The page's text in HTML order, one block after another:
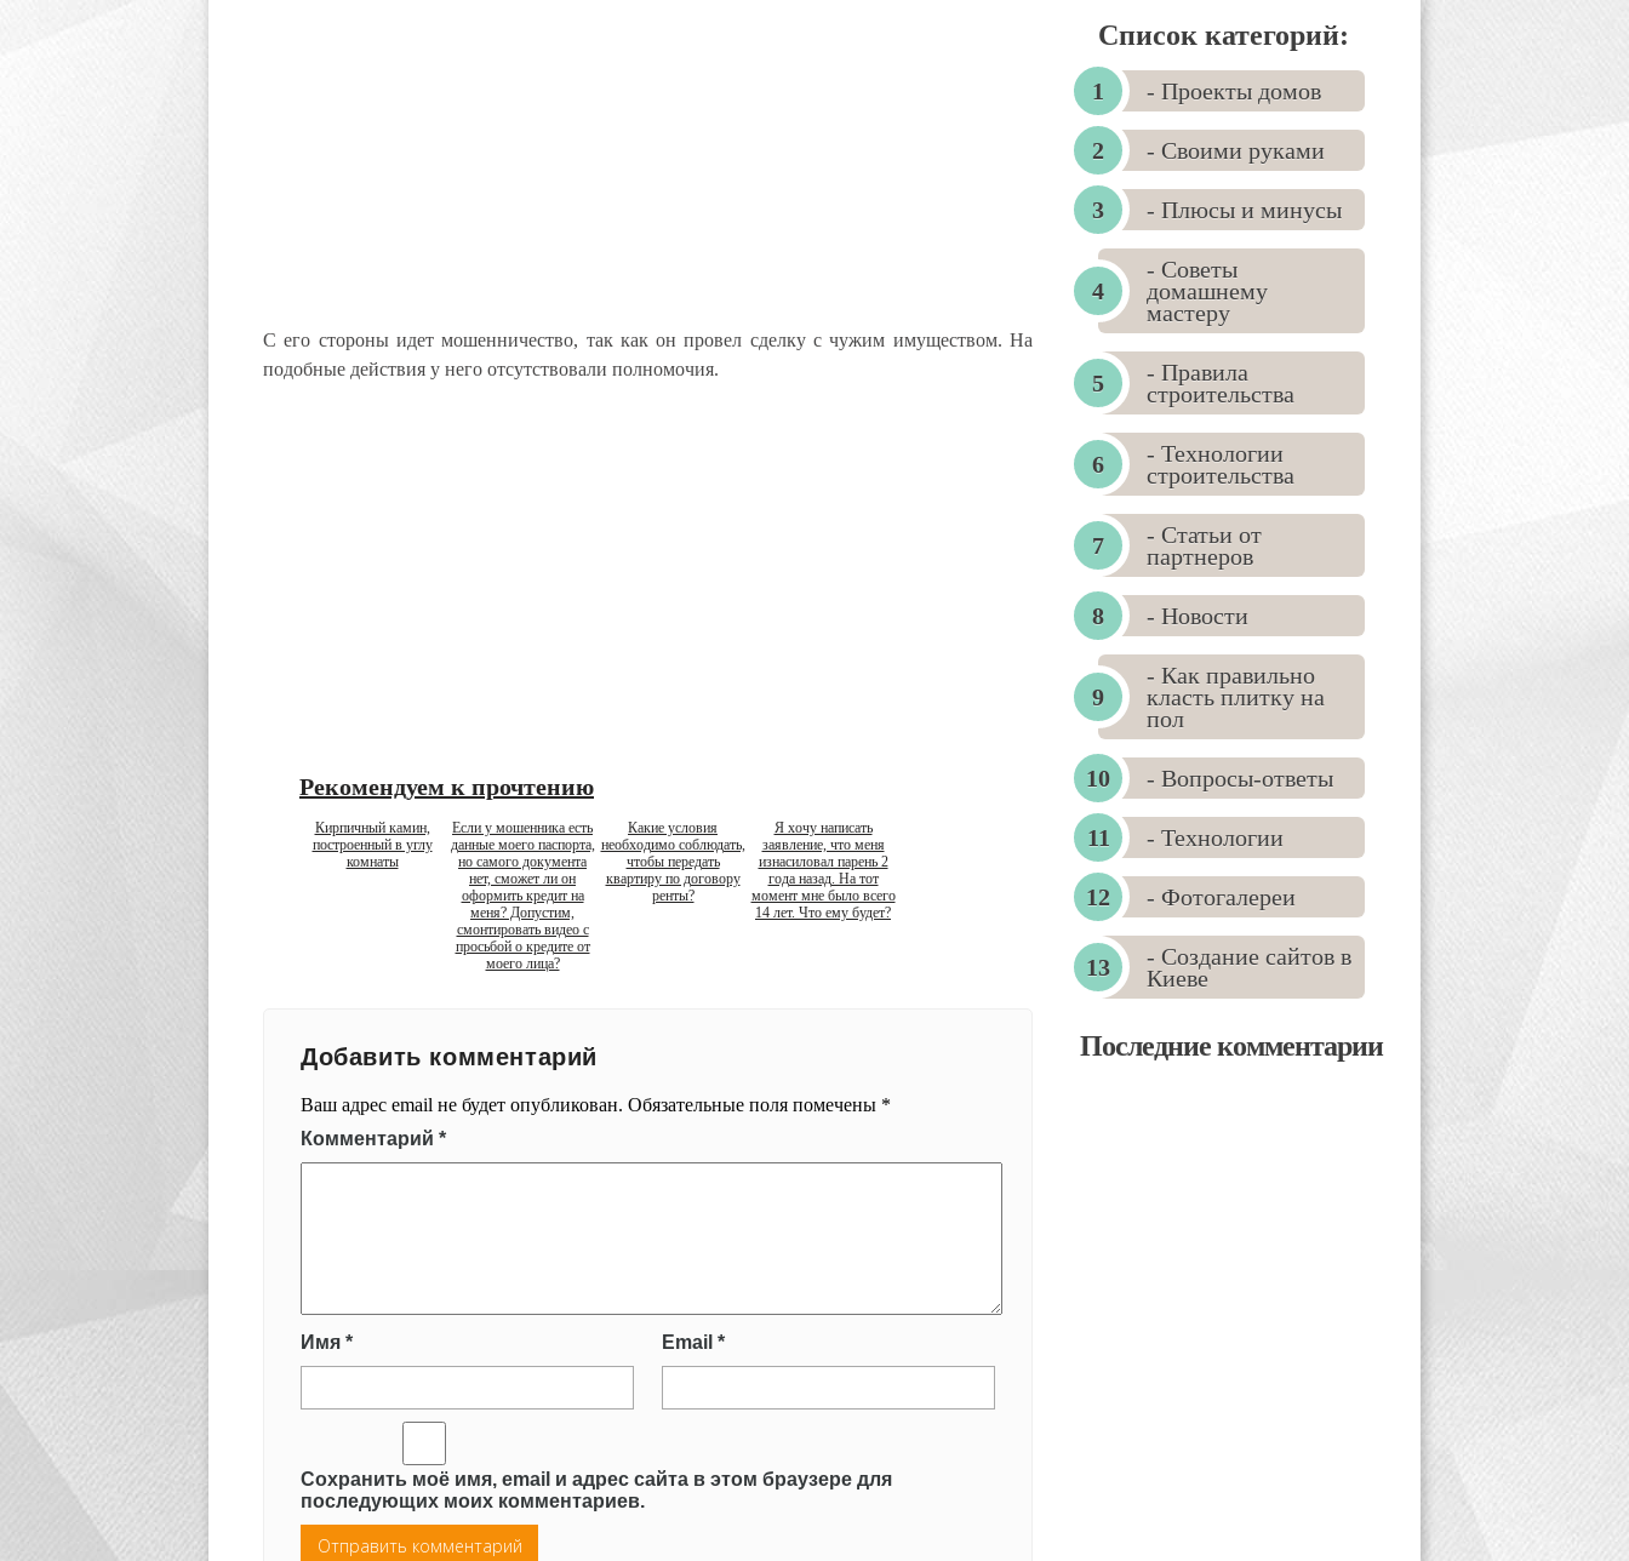
С его стороны идет мошенничество, так как он провел сделку с чужим имуществом. На
подобные действия у него отсутствовали полномочия.
Рекомендуем к прочтению
Кирпичный камин,
построенный в углу
комнаты
Если у мошенника есть
данные моего паспорта,
но самого документа
нет, сможет ли он
оформить кредит на
меня? Допустим,
смонтировать видео с
просьбой о кредите от
моего лица?
Какие условия
необходимо соблюдать,
чтобы передать
квартиру по договору
ренты?
Я хочу написать
заявление, что меня
изнасиловал парень 2
года назад. На тот
момент мне было всего
14 лет. Что ему будет?
Добавить комментарий
Ваш адрес email не будет опубликован. Обязательные поля помечены *
Комментарий *
Имя * Email *
Сохранить моё имя, email и адрес сайта в этом браузере для
последующих моих комментариев.
Список категорий:
- Проекты домов
- Своими руками
- Плюсы и минусы
- Советы
домашнему
мастеру
- Правила
строительства
- Технологии
строительства
- Статьи от
партнеров
- Новости
- Как правильно
класть плитку на
пол
- Вопросы-ответы
- Технологии
- Фотогалереи
- Создание сайтов в
Киеве
Последние комментарии